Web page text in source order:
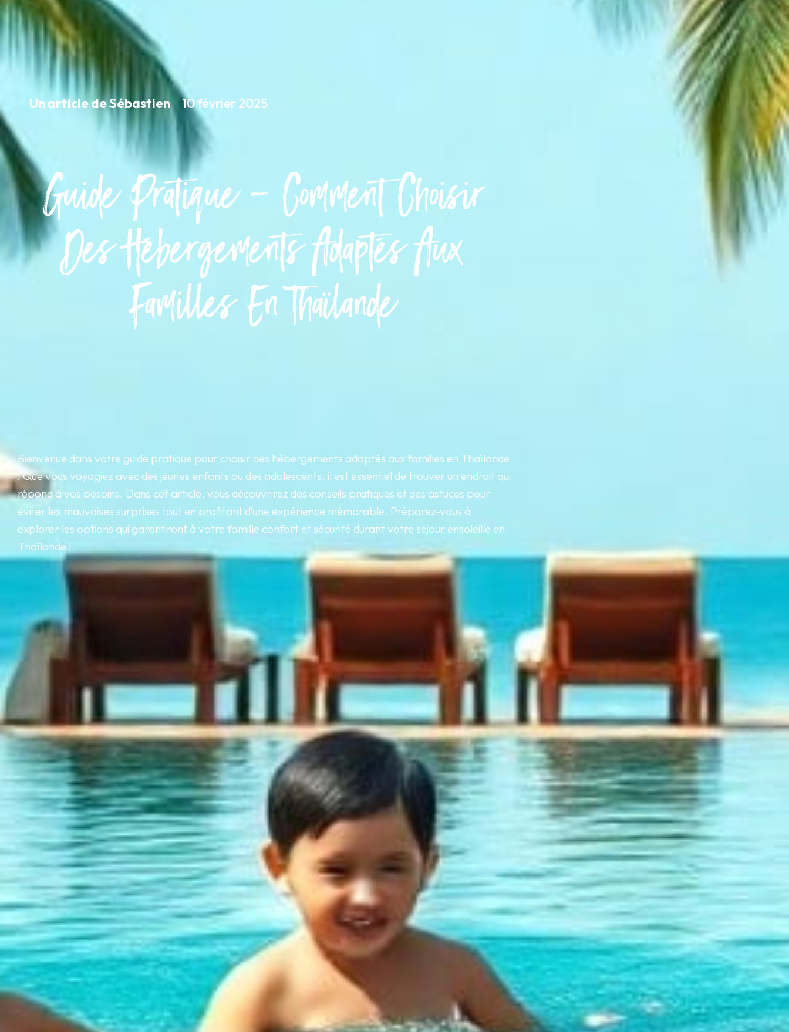
Un article de Sébastien 10 février 2025
Guide Pratique – Comment Choisir
Des Hébergements Adaptés Aux
Familles En Thaïlande
Bienvenue dans votre guide pratique pour choisir des hébergements adaptés aux familles en Thaïlande
! Que vous voyagiez avec des jeunes enfants ou des adolescents, il est essentiel de trouver un endroit qui
répond à vos besoins. Dans cet article, vous découvrirez des conseils pratiques et des astuces pour
éviter les mauvaises surprises tout en profitant d’une expérience mémorable. Préparez-vous à
explorer les options qui garantiront à votre famille confort et sécurité durant votre séjour ensoleillé en
Thaïlande !